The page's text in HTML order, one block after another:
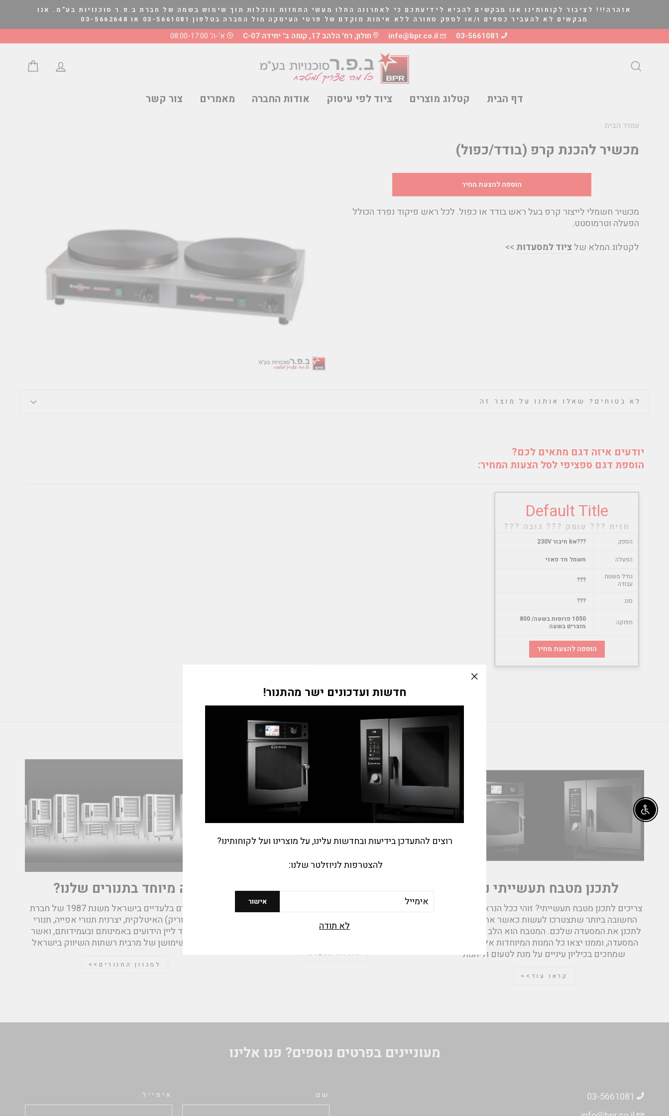
אזהרה!!! לציבור לקוחותינו אנו מבקשים להביא לידיעתכם כי לאחרונה החלו מעשי התחזות ונוכלות תוך שימוש בשמה של חברת ב.פ.ר סוכנויות בע"מ. אנו
מבקשים לא להעביר כספים ו/או לספק סחורה ללא אימות מוקדם של פרטי העיסקה מול החברה בטלפון 03-5661081 או 03-5662648
03-5661081
info@bpr.co.il חולון, רח' הלהב 17, קומה ב' יחידה C-07 א'-ה' 08:00-17:00
התחבר/י
דף הבית קטלוג מוצרים ציוד לפי עיסוק אודות החברה מאמרים צור קשר
עמוד הבית
מכשיר להכנת קרפ (בודד/כפול)
הוספה להצעת מחיר
מכשיר חשמלי לייצור קרפ בעל ראש בודד או כפול. לכל ראש פיקוד נפרד הכולל
הפעלה וטרמוסטט.
לקטלוג המלא שלציוד למסעדות >>
לא בטוחים? שאלו אותנו על מוצר זה
יודעים איזה דגם מתאים לכם?
הוספת דגם ספציפי לסל הצעות המחיר:
Default Title
חזית ??? עומק ??? גובה ???
הספק
???kw חיבור 230V
הפעלה
חשמל חד פאזי
גודל משטח
עבודה
???
סוג ???
תפוקה
1050 פרוסות בשעה/ 800
מוצרים בשעה
הוספה להצעת מחיר
לתכנן מטבח תעשייתי נכון
צריכים לתכנן מטבח תעשייתי? זוהי ככל הנראה המשימה
החשובה ביותר שתצטרכו לעשות כאשר אתם ניגשים
לתכנן את המסעדה שלכם. המטבח הוא הלב הפועם של
המסעדה, וממנו יצאו כל המנות המיוחדות אל הסועדים
שמחכים בכיליון עיניים על מנת לטעום וליהנות
קראו עוד>>
מי אנחנו?
ועוסקת ביבוא ושיווק ציוד מגוון למטבח המוסדי ולענף
האפייה וההסעדה בישראל
אודות החברה
מה מיוחד בתנורים שלנו?
אנחנו נציגים בלעדיים בישראל משנת 1987 של חברת
Giorik (גיוריק) האיטלקית, יצרנית תנורי אפייה, תנורי
בישול וציוד ליין הידועים באמינותם ובעמידותם, ואשר
נמצאים בשימושן של מרבית רשתות השיווק בישראל
למגוון התנורים>>
מעוניינים בפרטים נוספים? פנו אלינו
שם אימייל
חדשות ועדכונים ישר מהתנור!
רוצים להתעדכן בידיעות ובחדשות עלינו, על מוצרינו ועל לקוחותינו?
להצטרפות לניוזלטר שלנו:
אישור
לא תודה
Enable accessibility